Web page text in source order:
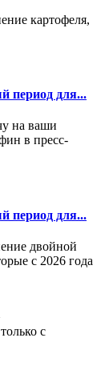
картофеля,
период для...
на ваши
в пресс-
период для...
двойной
с 2026 года
с